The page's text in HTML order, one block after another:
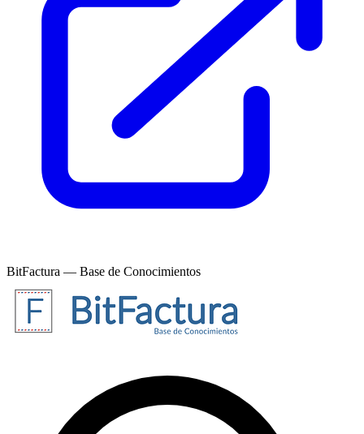
BitFactura — Base de Conocimientos